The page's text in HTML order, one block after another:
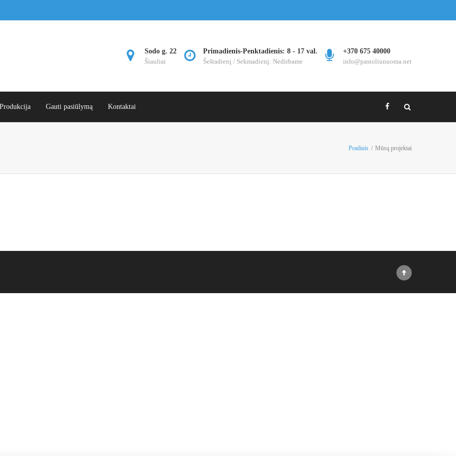
Sodo g. 22
Šiauliai
Primadienis-Penktadienis: 8 - 17 val.
Šeštadienį / Sekmadienį: Nedirbame
+370 675 40000
info@pastoliunuoma.net
Produkcija Gauti pasiūlymą Kontaktai
Pradinis / Mūsų projektai